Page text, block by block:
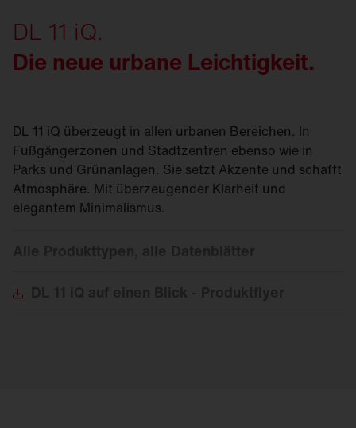
DL 11 iQ.
Die neue urbane Leichtigkeit.
DL 11 iQ überzeugt in allen urbanen Bereichen. In
Fußgängerzonen und Stadtzentren ebenso wie in
Parks und Grünanlagen. Sie setzt Akzente und schafft
Atmosphäre. Mit überzeugender Klarheit und
elegantem Minimalismus.